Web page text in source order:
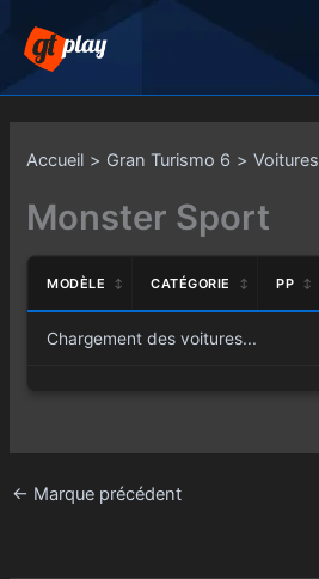
contenu
Accueil Gran Turismo 6 Voitures
Monster Sport
MODÈLE CATÉGORIE PP
Chargement des voitures...
← Marque précédent